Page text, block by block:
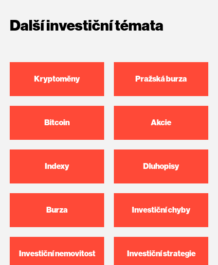
Další investiční témata
Kryptoměny Pražská burza
Bitcoin Akcie
Indexy Dluhopisy
Burza Investiční chyby
Investiční nemovitost Investiční strategie